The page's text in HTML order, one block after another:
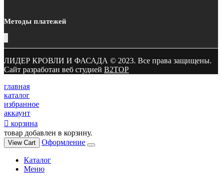
Методы платежей
ЛИДЕР КРОВЛИ И ФАСАДА © 2023. Все права защищены.
Сайт разработан веб студией B2TOP
главная
каталог
избранное
аккаунт
корзина
товар добавлен в корзину.
View Cart Оформление
Каталог
Меню